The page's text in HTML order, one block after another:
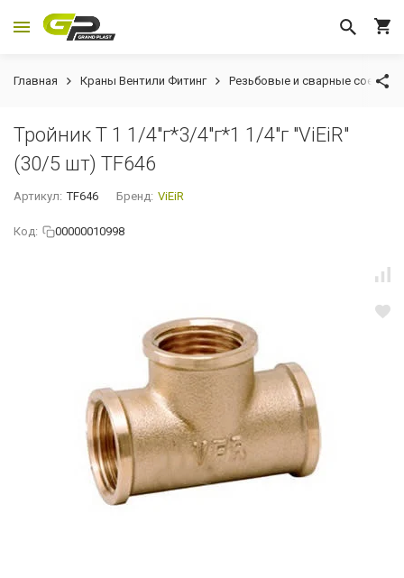
Главная Краны Вентили Фитинг Резьбовые и сварные
Тройник Т 1 1/4"г*3/4"г*1 1/4"г "ViEiR"
(30/5 шт) TF646
Артикул: TF646 Бренд: ViEiR
Код: 00000010998